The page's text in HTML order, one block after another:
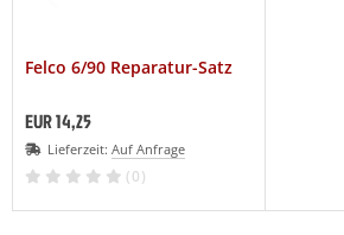
Felco 6/90 Reparatur-Satz
EUR 14,25
Lieferzeit: Auf Anfrage
(0)